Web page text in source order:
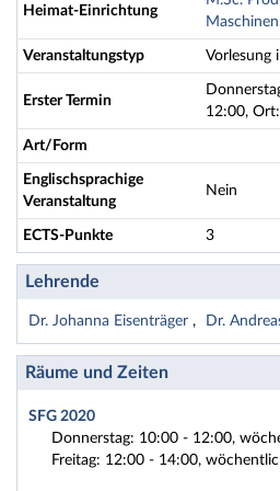
Heimat-Einrichtung
Veranstaltungstyp Vorlesung
Erster Termin
12:00, Ort:
Art/Form
Englischsprachige
Veranstaltung
Nein
ECTS-Punkte 3
Lehrende
Dr. Johanna Eisenträger Dr.
Räume und Zeiten
SFG 2020
Donnerstag: 10:00 - 12:00,
Freitag: 12:00 - 14:00,